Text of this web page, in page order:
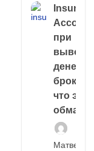
Account
при
выводе
денег у
что это,
обман?
Матвей